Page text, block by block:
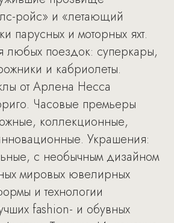
ройс» и «летающий
парусных и моторных яхт.
любых поездок: суперкары,
и кабриолеты.
от Арлена Несса
Часовые премьеры
коллекционные,
Украшения:
с необычным дизайном
мировых ювелирных
и технологии
fashion- и обувных